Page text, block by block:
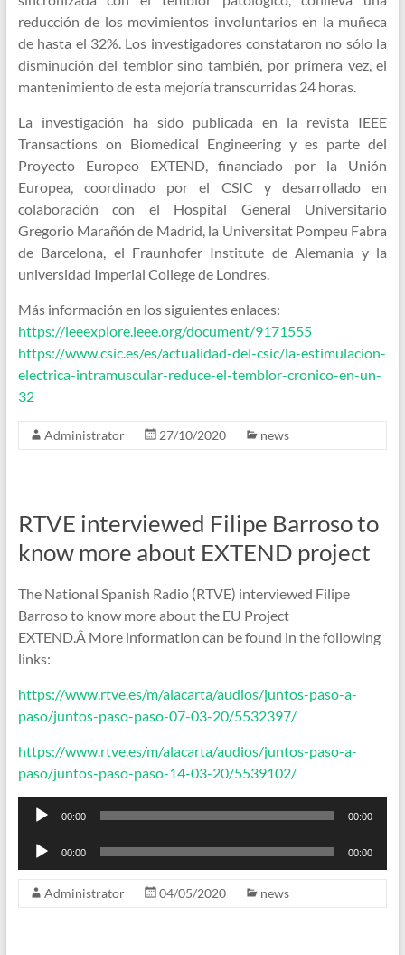
reducción de los movimientos involuntarios en la muñeca
de hasta el 32%. Los investigadores constataron no sólo la
disminución del temblor sino también, por primera vez, el
mantenimiento de esta mejoría transcurridas 24 horas.
La investigación ha sido publicada en la revista IEEE
Transactions on Biomedical Engineering y es parte del
Proyecto Europeo EXTEND, financiado por la Unión
Europea, coordinado por el CSIC y desarrollado en
colaboración con el Hospital General Universitario
Gregorio Marañón de Madrid, la Universitat Pompeu Fabra
de Barcelona, el Fraunhofer Institute de Alemania y la
universidad Imperial College de Londres.
Más información en los siguientes enlaces:
https://ieeexplore.ieee.org/document/9171555
https://www.csic.es/es/actualidad-del-csic/la-estimulacion-
electrica-intramuscular-reduce-el-temblor-cronico-en-un-
32
Administrator 27/10/2020 news
RTVE interviewed Filipe Barroso to
know more about EXTEND project
The National Spanish Radio (RTVE) interviewed Filipe
Barroso to know more about the EU Project
EXTEND.Â More information can be found in the following
links:
https://www.rtve.es/m/alacarta/audios/juntos-paso-a-
paso/juntos-paso-paso-07-03-20/5532397/
https://www.rtve.es/m/alacarta/audios/juntos-paso-a-
paso/juntos-paso-paso-14-03-20/5539102/
Audio
Player
00:00 00:00
Audio
Player
00:00 00:00
Administrator 04/05/2020 news